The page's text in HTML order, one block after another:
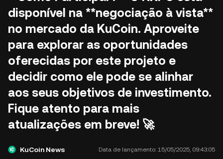
disponível na **negociação à vista**
no mercado da KuCoin. Aproveite
para explorar as oportunidades
oferecidas por este projeto e
decidir como ele pode se alinhar
aos seus objetivos de investimento.
Fique atento para mais
atualizações em breve! 🚀
KuCoin News Data de lançamento: 15/05/2025, 09:43:05